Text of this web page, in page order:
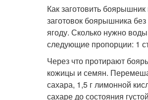
Как заготовить
заготовок боярышника
ягоду. Сколько нужно
следующие пропорции: 1
Через что протирают
кожицы и семян.
сахара, 1,5 г лимонной
сахаре до состояния